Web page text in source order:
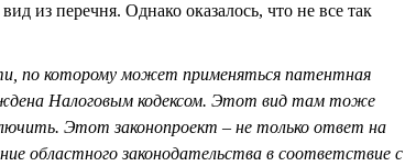
из перечня. Однако оказалось, что не все так
по которому может применяться патентная
Налоговым кодексом. Этот вид там тоже
Этот законопроект – не только ответ на
областного законодательства в соответствие с